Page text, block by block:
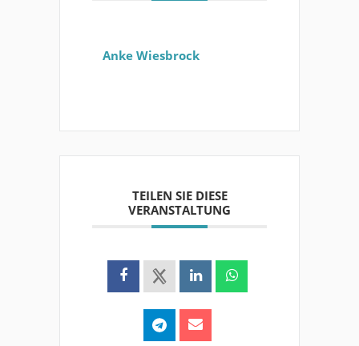
Anke Wiesbrock
TEILEN SIE DIESE
VERANSTALTUNG